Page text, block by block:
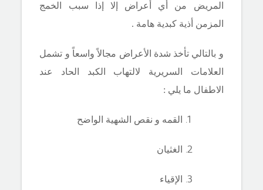
المريض من أي أعراض إلا إذا سبب
الخمج
المزمن أذية كبدية هامة .
و بالتالي تأخذ شدة الأعراض مجالاً واسعاً و تشمل
العلامات السريرية لالتهاب الكبد الحاد عند
الاطفال ما يلي :
القمه و نقص الشهية الواضح
الغثيان
الإقياء